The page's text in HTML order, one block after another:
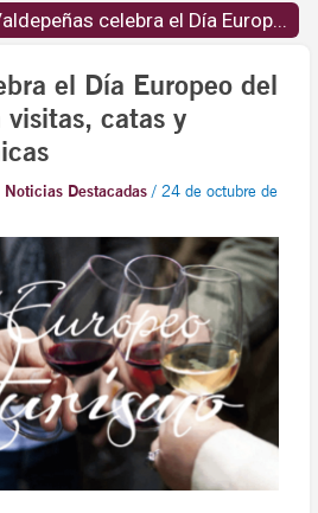
celebra el Día Europ...
el Día Europeo del
catas y
Noticias Destacadas /24 de octubre de